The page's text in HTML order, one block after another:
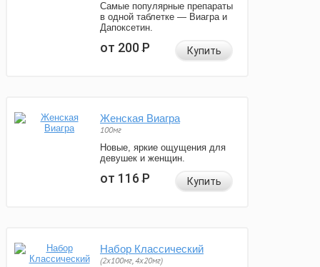
Самые популярные препараты
в одной таблетке — Виагра и
Дапоксетин.
от 200Р Купить
Женская Виагра
100мг
Новые, яркие ощущения для
девушек и женщин.
от 116Р Купить
Набор Классический
(2x100мг, 4x20мг)